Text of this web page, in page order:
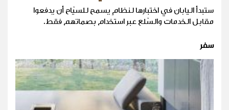
ستبدأ اليابان في اختبارها لنظامٍ يسمح للسيّاح أن يدفعوا
مقابل الخدمات والسّلع عبر استخدام بصماتهم فقط.
سفر